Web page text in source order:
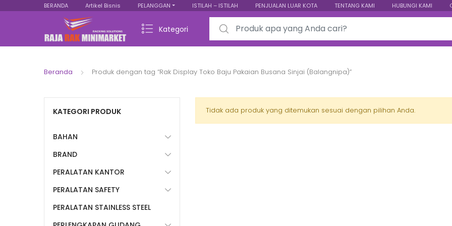
BERANDA Artikel Bisnis PELANGGAN ISTILAH – ISTILAH PENJUALAN LUAR KOTA TENTANG KAMI HUBUNGI KAMI
Kategori
Search for:
Beranda Produk dengan tag “Rak Display Toko Baju Pakaian Busana Sinjai (Balangnipa)”
Tidak ada produk yang ditemukan sesuai dengan pilihan Anda.
KATEGORI PRODUK
BAHAN
BRAND
PERALATAN KANTOR
PERALATAN SAFETY
PERALATAN STAINLESS STEEL